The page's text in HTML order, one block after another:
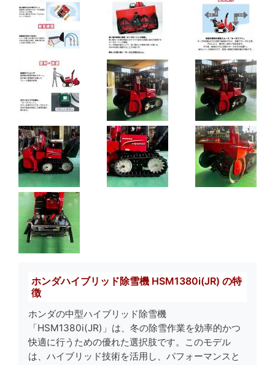
ホンダハイブリッド除雪機 HSM1380i(JR) の特
徴
ホンダの中型ハイブリッド除雪機
「HSM1380i(JR)」は、冬の除雪作業を効率的かつ
快適に行うための優れた選択肢です。このモデル
は、ハイブリッド技術を活用し、パフォーマンスと